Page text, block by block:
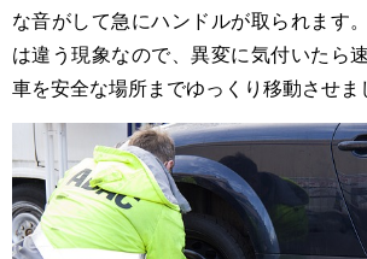
な音がして急にハンドルが取られます
は違う現象なので、異変に気付いたら
車を安全な場所までゆっくり移動させま